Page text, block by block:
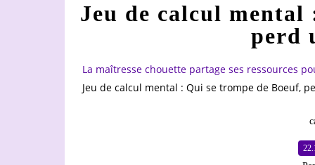
Jeu de calcul mental
perd
La maîtresse chouette partage ses ressources
Jeu de calcul mental : Qui se trompe de Boeuf,